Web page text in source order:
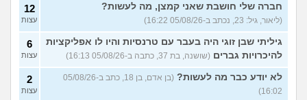
שחוק עד דמעות מעבודה
זמנית: האם לחתום אבטלה
ולהשקיע בהייטק או למצוא
עבודה אחרת?
(סטודנט, בן 22)
3
עצות
איך מוצאים עבודה בעיר שלי?
(אסי, בן 38)
5
עצות
חברה שלי חושבת שאני קמצן, מה לעשות?
(ליאור, גיל: 23, נכתב ב-05/08/26 16:22)
12
עצות
גיליתי שבן זוגי היה בעבר עם טרנסיות והיו לו אפליקציות
להיכרויות גברים (שושנה, בת 37, כתבה ב-05/08/26 16:13)
6
עצות
לא יודע כבר מה לעשות?
(בן אדם, בן 18, כתב ב-05/08/26
16:02)
2
עצות